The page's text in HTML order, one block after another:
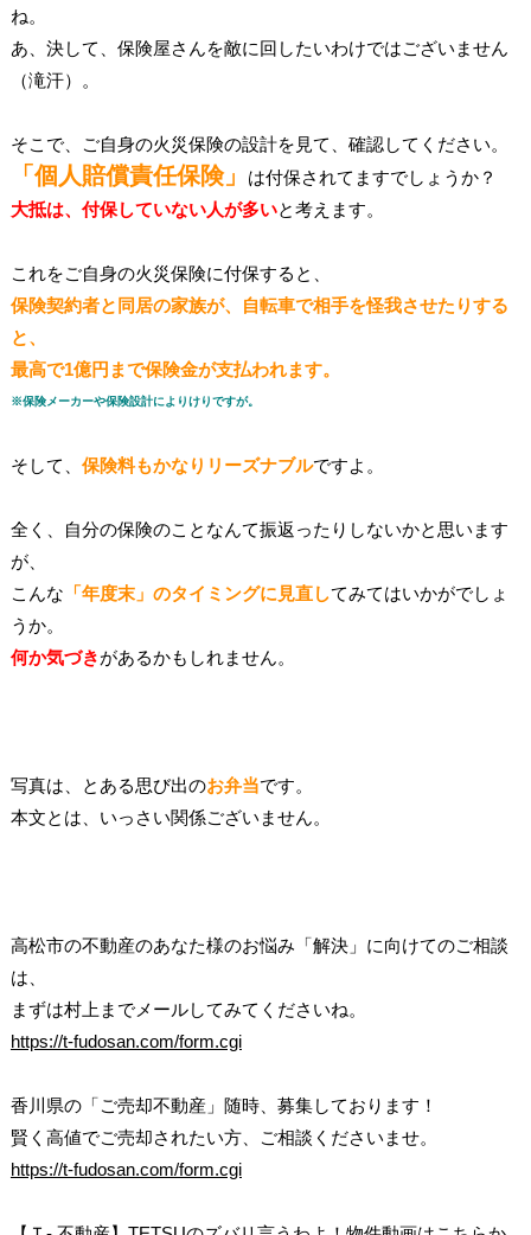
ね。
あ、決して、保険屋さんを敵に回したいわけではございません
（滝汗）。
そこで、ご自身の火災保険の設計を見て、確認してください。
「個人賠償責任保険」
は付保されてますでしょうか？
大抵は、付保していない人が多いと考えます。
これをご自身の火災保険に付保すると、
保険契約者と同居の家族が、自転車で相手を怪我させたりする
と、
最高で1億円まで保険金が支払われます。
※保険メーカーや保険設計によりけりですが。
そして、 保険料もかなりリーズナブルですよ。
全く、自分の保険のことなんて振返ったりしないかと思います
が、
こんな 「年度末」のタイミングに見直してみてはいかがでしょ
うか。
何か気づきがあるかもしれません。
写真は、とある思び出のお弁当です。
本文とは、いっさい関係ございません。
高松市の不動産のあなた様のお悩み「解決」に向けてのご相談
は、
まずは村上までメールしてみてくださいね。
https://t-fudosan.com/form.cgi
香川県の「ご売却不動産」随時、募集しております！
賢く高値でご売却されたい方、ご相談くださいませ。
https://t-fudosan.com/form.cgi